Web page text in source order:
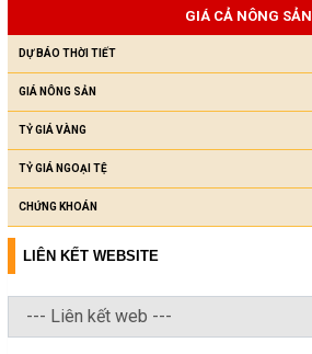
GIÁ CẢ NÔNG SẢN
DỰ BÁO THỜI TIẾT
GIÁ NÔNG SẢN
TỶ GIÁ VÀNG
TỶ GIÁ NGOẠI TỆ
CHỨNG KHOÁN
LIÊN KẾT WEBSITE